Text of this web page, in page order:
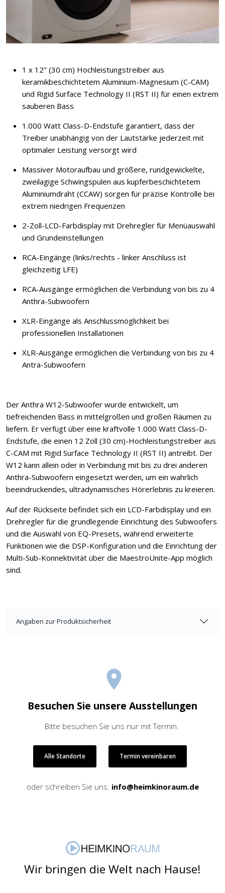
1 x 12" (30 cm) Hochleistungstreiber aus
keramikbeschichtetem Aluminium-Magnesium (C-CAM)
und Rigid Surface Technology II (RST II) für einen extrem
sauberen Bass
1.000 Watt Class-D-Endstufe garantiert, dass der
Treiber unabhängig von der Lautstärke jederzeit mit
optimaler Leistung versorgt wird
Massiver Motoraufbau und größere, rundgewickelte,
zweilagige Schwingspulen aus kupferbeschichtetem
Aluminiumdraht (CCAW) sorgen für präzise Kontrolle bei
extrem niedrigen Frequenzen
2-Zoll-LCD-Farbdisplay mit Drehregler für Menüauswahl
und Grundeinstellungen
RCA-Eingänge (links/rechts - linker Anschluss ist
gleichzeitig LFE)
RCA-Ausgänge ermöglichen die Verbindung von bis zu 4
Anthra-Subwoofern
XLR-Eingänge als Anschlussmöglichkeit bei
professionellen Installationen
XLR-Ausgänge ermöglichen die Verbindung von bis zu 4
Antra-Subwoofern
Der Anthra W12-Subwoofer wurde entwickelt, um
tiefreichenden Bass in mittelgroßen und großen Räumen zu
liefern. Er verfügt über eine kraftvolle 1.000 Watt Class-D-
Endstufe, die einen 12 Zoll (30 cm)-Hochleistungstreiber aus
C-CAM mit Rigid Surface Technology II (RST II) antreibt. Der
W12 kann allein oder in Verbindung mit bis zu drei anderen
Anthra-Subwoofern eingesetzt werden, um ein wahrlich
beeindruckendes, ultradynamisches Hörerlebnis zu kreieren.
Auf der Rückseite befindet sich ein LCD-Farbdisplay und ein
Drehregler für die grundlegende Einrichtung des Subwoofers
und die Auswahl von EQ-Presets, während erweiterte
Funktionen wie die DSP-Konfiguration und die Einrichtung der
Multi-Sub-Konnektivität über die MaestroUnite-App möglich
sind.
Angaben zur Produktsicherheit
Besuchen Sie unsere Ausstellungen
Bitte besuchen Sie uns nur mit Termin.
Alle Standorte Termin vereinbaren
oder schreiben Sie uns: info@heimkinoraum.de
Wir bringen die Welt nach Hause!